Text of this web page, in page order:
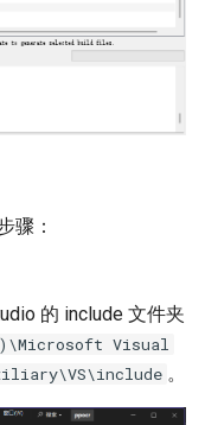
骤：
的 include 文件夹
Visual
。